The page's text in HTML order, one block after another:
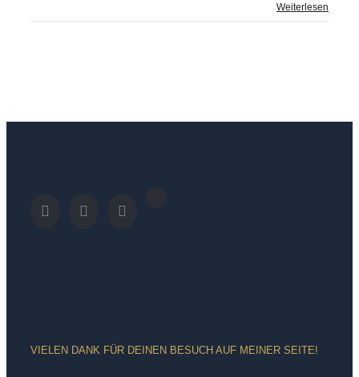
Weiterlesen
VIELEN DANK FÜR DEINEN BESUCH AUF MEINER SEITE!